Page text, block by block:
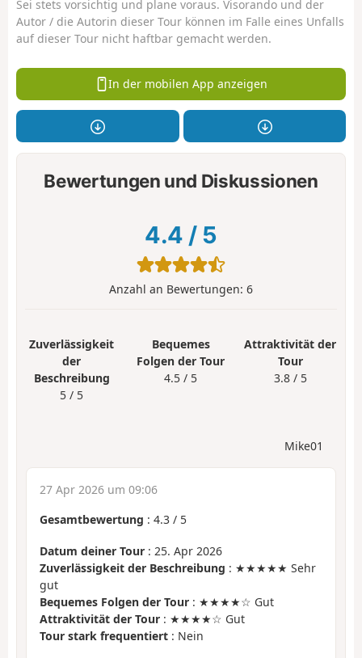
Sei stets vorsichtig und plane voraus. Visorando und der
Autor / die Autorin dieser Tour können im Falle eines Unfalls
auf dieser Tour nicht haftbar gemacht werden.
In der mobilen App anzeigen
Bewertungen und Diskussionen
4.4 / 5
Anzahl an Bewertungen: 6
Zuverlässigkeit
der
Beschreibung
5 / 5
Bequemes
Folgen der Tour
4.5 / 5
Attraktivität der
Tour
3.8 / 5
Mike01
27 Apr 2026 um 09:06
Gesamtbewertung : 4.3 / 5
Datum deiner Tour : 25. Apr 2026
Zuverlässigkeit der Beschreibung : ★★★★★ Sehr
gut
Bequemes Folgen der Tour : ★★★★☆ Gut
Attraktivität der Tour : ★★★★☆ Gut
Tour stark frequentiert : Nein